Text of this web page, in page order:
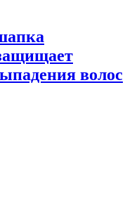
волос